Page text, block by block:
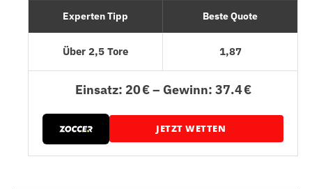
Experten Tipp Beste Quote
Über 2,5 Tore 1,87
Einsatz: 20 € – Gewinn: 37.4 €
JETZT WETTEN